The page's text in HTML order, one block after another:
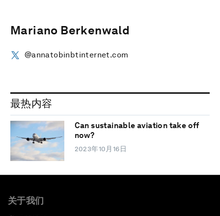
Mariano Berkenwald
@annatobinbtinternet.com
最热内容
Can sustainable aviation take off
now?
2023年10月16日
关于我们